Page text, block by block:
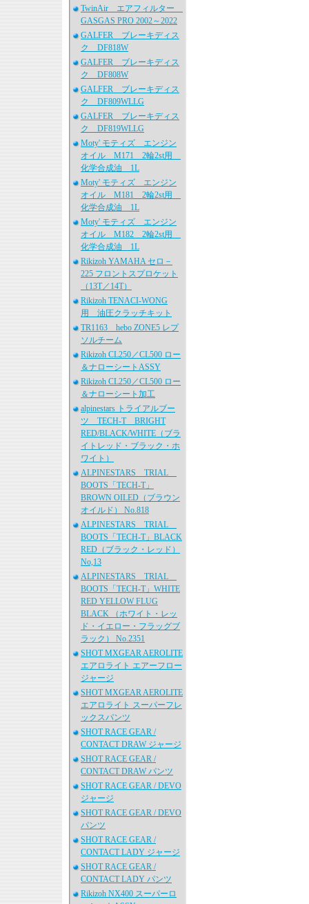
TwinAir エアフィルター
GASGAS PRO 2002～2022
GALFER ブレーキディス
ク DF818W
GALFER ブレーキディス
ク DF808W
GALFER ブレーキディス
ク DF809WLLG
GALFER ブレーキディス
ク DF819WLLG
Moty' モティズ エンジン
オイル M171 2輪2st用
化学合成油 1L
Moty' モティズ エンジン
オイル M181 2輪2st用
化学合成油 1L
Moty' モティズ エンジン
オイル M182 2輪2st用
化学合成油 1L
Rikizoh YAMAHA セロ－
225 フロントスプロケット
（13T／14T）
Rikizoh TENACI-WONG
用 油圧クラッチキット
TR1163 hebo ZONE5 レプ
ソルチーム
Rikizoh CL250／CL500 ロー
＆ナローシートASSY
Rikizoh CL250／CL500 ロー
＆ナローシート加工
alpinestars トライアルブー
ツ TECH-T BRIGHT
RED/BLACK/WHITE（ブラ
イトレッド・ブラック・ホ
ワイト）
ALPINESTARS TRIAL
BOOTS「TECH-T」
BROWN OILED（ブラウン
オイルド） No.818
ALPINESTARS TRIAL
BOOTS「TECH-T」BLACK
RED（ブラック・レッド）
No,13
ALPINESTARS TRIAL
BOOTS「TECH-T」WHITE
RED YELLOW FLUG
BLACK （ホワイト・レッ
ド・イエロー・フラッグブ
ラック） No.2351
SHOT MXGEAR AEROLITE
エアロライト エアーフロー
ジャージ
SHOT MXGEAR AEROLITE
エアロライト スーパーフレ
ックスパンツ
SHOT RACE GEAR /
CONTACT DRAW ジャージ
SHOT RACE GEAR /
CONTACT DRAW パンツ
SHOT RACE GEAR / DEVO
ジャージ
SHOT RACE GEAR / DEVO
パンツ
SHOT RACE GEAR /
CONTACT LADY ジャージ
SHOT RACE GEAR /
CONTACT LADY パンツ
Rikizoh NX400 スーパーロ